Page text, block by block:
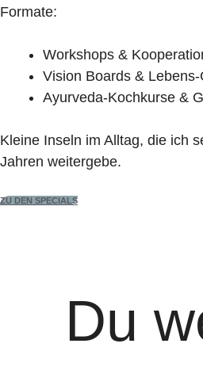
Formate:
Workshops &
Vision Boards &
Ayurveda-Kochkurse &
Kleine Inseln im Alltag, die ich
Jahren weitergebe.
ZU DEN SPECIALS
Du